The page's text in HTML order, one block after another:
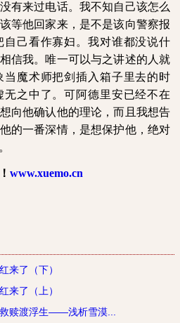
有来过电话。我不知自己该怎么
等他回家来，是不是该向警察报
己看作寡妇。我对谁都没说什
信我。唯一可以与之讲述的人就
当魔术师把剑插入箱子里去的时
之中了。可阿德里安已经不在
向他确认他的理论，而且我想告
的一番深情，是想保护他，绝对
www.xuemo.cn
来了（下）
来了（上）
赎渡浮生——浅析雪漠...